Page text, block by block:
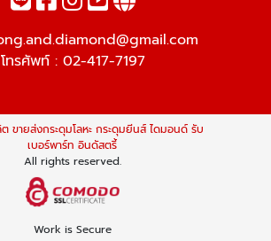
โทรศัพท์ : 02-417-7197
ขายส่งกระดุมโลหะ กระดุมยีนส์ ไดมอนด์ รับ
เบอร์พาร์ท อินดัสตรี้
All rights reserved.
Work is Secure